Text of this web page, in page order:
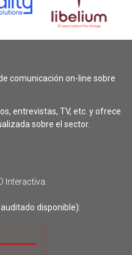
comunicación on-line sobre
entrevistas, TV, etc. y ofrece
sobre el sector.
Interactiva.
disponible):